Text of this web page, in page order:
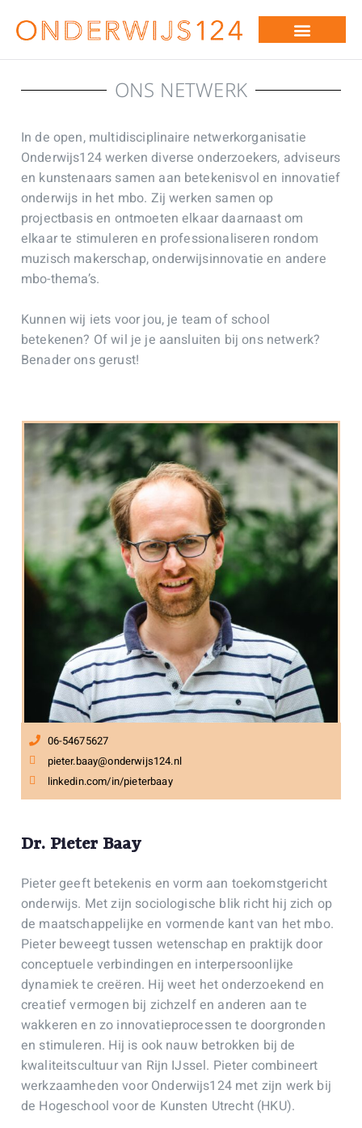
ONS NETWERK
In de open, multidisciplinaire netwerkorganisatie
Onderwijs124 werken diverse onderzoekers, adviseurs
en kunstenaars samen aan betekenisvol en innovatief
onderwijs in het mbo. Zij werken samen op
projectbasis en ontmoeten elkaar daarnaast om
elkaar te stimuleren en professionaliseren rondom
muzisch makerschap, onderwijsinnovatie en andere
mbo-thema’s.
Kunnen wij iets voor jou, je team of school
betekenen? Of wil je je aansluiten bij ons netwerk?
Benader ons gerust!
06-54675627
pieter.baay@onderwijs124.nl
linkedin.com/in/pieterbaay
Dr. Pieter Baay
Pieter geeft betekenis en vorm aan toekomstgericht
onderwijs. Met zijn sociologische blik richt hij zich op
de maatschappelijke en vormende kant van het mbo.
Pieter beweegt tussen wetenschap en praktijk door
conceptuele verbindingen en interpersoonlijke
dynamiek te creëren. Hij weet het onderzoekend en
creatief vermogen bij zichzelf en anderen aan te
wakkeren en zo innovatieprocessen te doorgronden
en stimuleren. Hij is ook nauw betrokken bij de
kwaliteitscultuur van Rijn IJssel. Pieter combineert
werkzaamheden voor Onderwijs124 met zijn werk bij
de Hogeschool voor de Kunsten Utrecht (HKU).